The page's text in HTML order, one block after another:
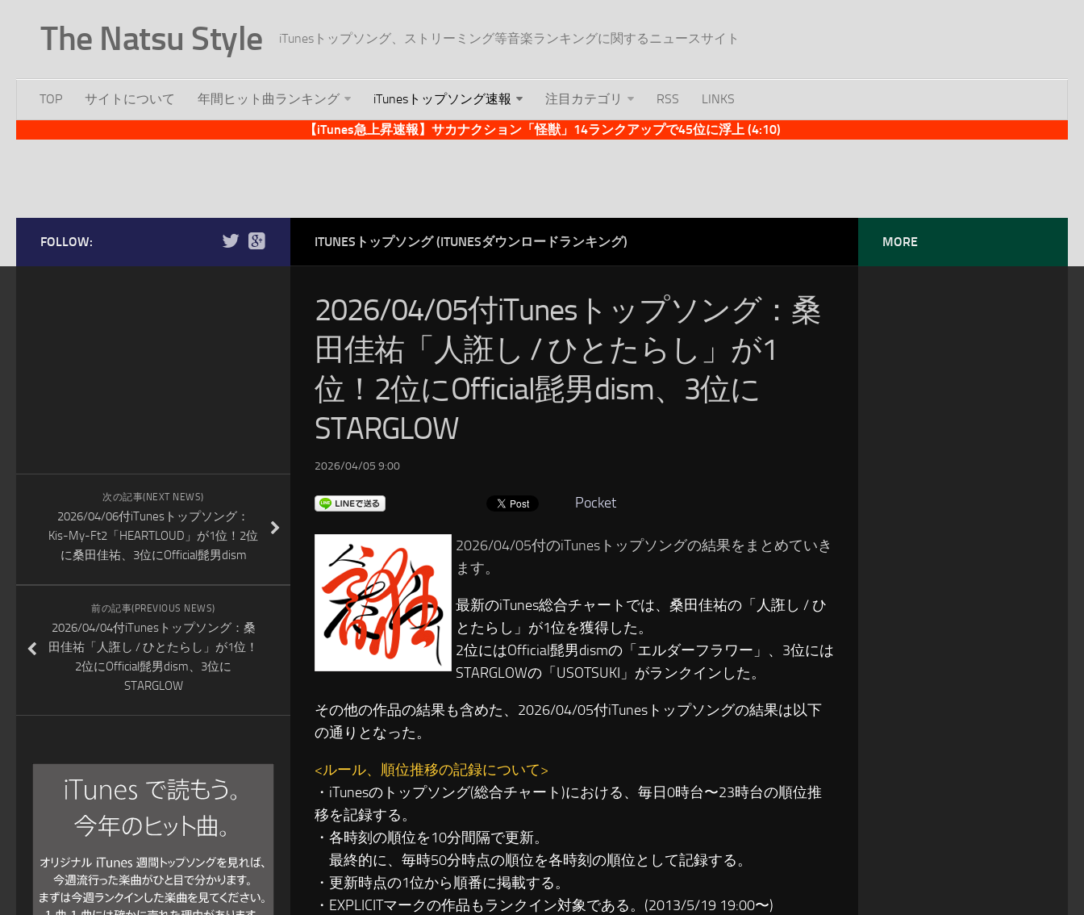
The Natsu Style iTunesトップソング、ストリーミング等音楽ランキングに関するニュースサイト
TOP サイトについて 年間ヒット曲ランキング iTunesトップソング速報 注目カテゴリ RSS
LINKS
【iTunes急上昇速報】サカナクション「怪獣」14ランクアップで45位に浮上 (4:10)
ITUNESトップソング (ITUNESダウンロードランキング)
2026/04/05付iTunesトップソング：桑
田佳祐「人誑し / ひとたらし」が1
位！2位にOfficial髭男dism、3位に
STARGLOW
2026/04/05 9:00
Pocket
2026/04/05付のiTunesトップソングの結果をまとめていき
ます。
最新のiTunes総合チャートでは、桑田佳祐の「人誑し / ひ
とたらし」が1位を獲得した。
2位にはOfficial髭男dismの「エルダーフラワー」、3位には
STARGLOWの「USOTSUKI」がランクインした。
その他の作品の結果も含めた、2026/04/05付iTunesトップソングの結果は以下
の通りとなった。
<ルール、順位推移の記録について>
・iTunesのトップソング(総合チャート)における、毎日0時台〜23時台の順位推
移を記録する。
・各時刻の順位を10分間隔で更新。
最終的に、毎時50分時点の順位を各時刻の順位として記録する。
・更新時点の1位から順番に掲載する。
・EXPLICITマークの作品もランクイン対象である。(2013/5/19 19:00〜)
FOLLOW:
次の記事(NEXT NEWS)
2026/04/06付iTunesトップソング：
Kis-My-Ft2「HEARTLOUD」が1位！2位
に桑田佳祐、3位にOfficial髭男dism
前の記事(PREVIOUS NEWS)
2026/04/04付iTunesトップソング：桑
田佳祐「人誑し / ひとたらし」が1位！
2位にOfficial髭男dism、3位に
STARGLOW
MORE